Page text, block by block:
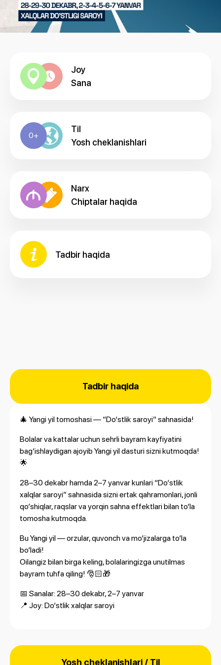
Joy
Sana
0+
Til
Yosh cheklanishlari
Narx
Chiptalar haqida
Tadbir haqida
Tadbir haqida
🎄 Yangi yil tomoshasi — “Do‘stlik saroyi” sahnasida!
Bolalar va kattalar uchun sehrli bayram kayfiyatini
bag‘ishlaydigan ajoyib Yangi yil dasturi sizni kutmoqda!
🌟
28–30 dekabr hamda 2–7 yanvar kunlari “Do‘stlik
xalqlar saroyi” sahnasida sizni ertak qahramonlari, jonli
qo‘shiqlar, raqslar va yorqin sahna effektlari bilan to‘la
tomosha kutmoqda.
Bu Yangi yil — orzular, quvonch va mo‘jizalarga to‘la
bo‘ladi!
Oilangiz bilan birga keling, bolalaringizga unutilmas
bayram tuhfa qiling! 🎅🏻🎁
📅 Sanalar: 28–30 dekabr, 2–7 yanvar
📍 Joy: Do‘stlik xalqlar saroyi
Yosh cheklanishlari / Til